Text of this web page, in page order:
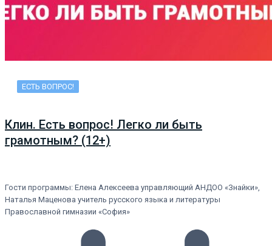
ЕСТЬ ВОПРОС!
Клин. Есть вопрос! Легко ли быть
грамотным? (12+)
Гости программы: Елена Алексеева управляющий АНДОО «Знайки»,
Наталья Маценова учитель русского языка и литературы
Православной гимназии «София»